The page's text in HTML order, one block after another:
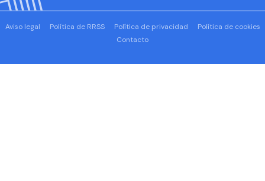
Aviso legal Política de RRSS Política de privacidad
Política de cookies
Contacto